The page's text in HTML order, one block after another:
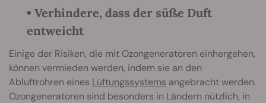
• Verhindere, dass der süße Duft
entweicht
Einige der Risiken, die mit Ozongeneratoren einhergehen,
können vermieden werden, indem sie an den
Abluftrohren eines Lüftungssystems angebracht werden.
Ozongeneratoren sind besonders in Ländern nützlich, in